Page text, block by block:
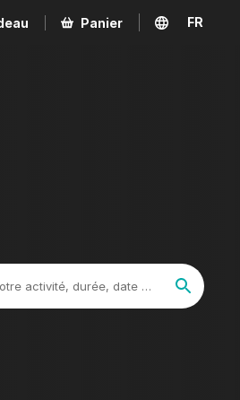
activité, durée, date …
Panier
FR